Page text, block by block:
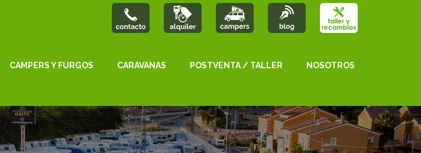
CAMPERS Y FURGOS CARAVANAS POSTVENTA / TALLER NOSOTROS